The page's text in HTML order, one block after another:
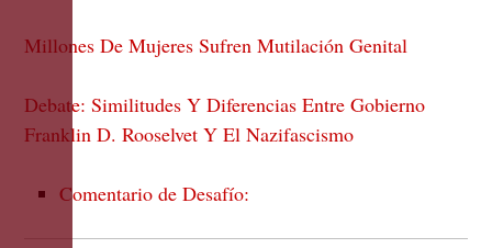
Millones De Mujeres Sufren Mutilación Genital
Debate: Similitudes Y Diferencias Entre Gobierno
Franklin D. Rooselvet Y El Nazifascismo
Comentario de Desafío: